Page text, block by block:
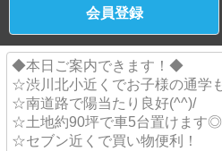
会員登録
◆本日ご案内できます！◆
☆渋川北小近くでお子様の通学
☆南道路で陽当たり良好(^^)/
☆土地約90坪で車5台置けます◎
☆セブン近くで買い物便利！